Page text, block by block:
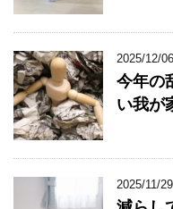
2025/12/06
今年の
い我が
2025/11/29